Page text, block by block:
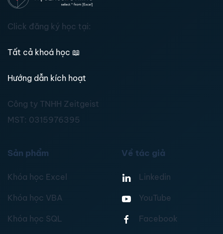
Click đăng ký học tại:
Tất cả khoá học 📖
Hướng dẫn kích hoạt
Công ty TNHH Zeitgeist
MST: 0315976395
Sản phẩm
Khóa học Excel
Khóa học VBA
Khóa học SQL
Về tác giả
Linkedin
YouTube
Facebook